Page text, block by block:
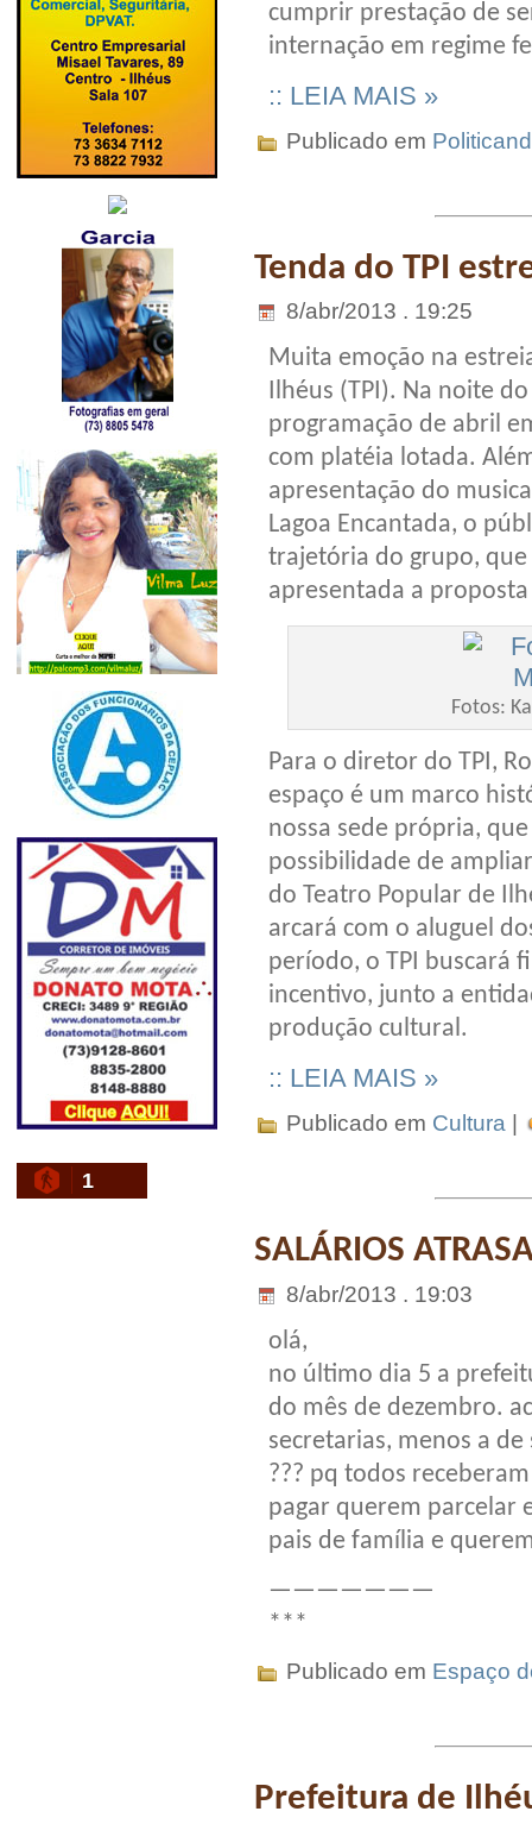
1
cumprir prestação de
internação em regime
:: LEIA MAIS »
Publicado em
Tenda do TPI
8/abr/2013 . 19:25
Muita emoção na
Ilhéus (TPI). Na noite
programação de abril
com platéia lotada.
apresentação do
Lagoa Encantada, o
trajetória do grupo, que
apresentada a
Fotos:
Para o diretor do TPI,
espaço é um marco
nossa sede própria,
possibilidade de
do Teatro Popular de
arcará com o aluguel
período, o TPI buscará
incentivo, junto a
produção cultural.
:: LEIA MAIS »
Publicado em Cultura
SALÁRIOS
8/abr/2013 . 19:03
olá,
no último dia 5 a
do mês de dezembro.
secretarias, menos a
??? pq todos
pagar querem parcelar
pais de família e
———————
***
Publicado em Espaço
Prefeitura de